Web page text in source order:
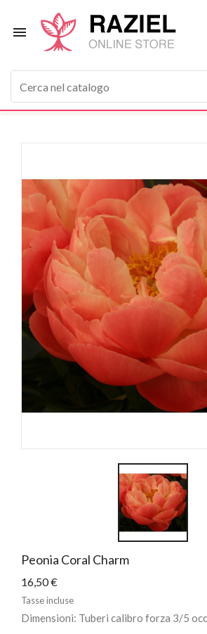

Peonia Coral Charm
16,50 €
Tasse incluse
Dimensioni: Tuberi calibro forza 3/5